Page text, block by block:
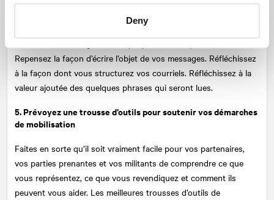
Deny
votre liste de distribution demeureront des éléments centraux
Repensez la façon d’écrire l’objet de vos messages. Réfléchissez
à la façon dont vous structurez vos courriels. Réfléchissez à la
valeur ajoutée des quelques phrases qui seront lues.
5. Prévoyez une trousse d’outils pour soutenir vos démarches
de mobilisation
Faites en sorte qu’il soit vraiment facile pour vos partenaires,
vos parties prenantes et vos militants de comprendre ce que
vous représentez, ce que vous revendiquez et comment ils
peuvent vous aider. Les meilleures trousses d’outils de